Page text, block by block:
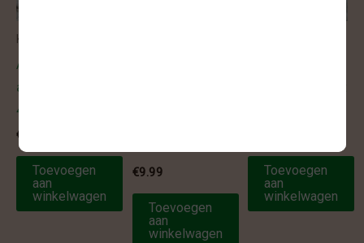
Kogel armbanden
Armband –
amethist kogel
4 mm
€
Toevoegen
aan
winkelwagen
€9.99
Toevoegen
aan
winkelwagen
Toevoegen
aan
winkelwagen